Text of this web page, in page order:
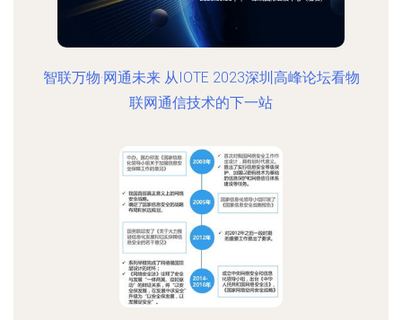
智联万物·网通未来 从IOTE 2023深圳高峰论坛看物
联网通信技术的下一站